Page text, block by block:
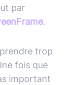
par
.
trop
fois que
important